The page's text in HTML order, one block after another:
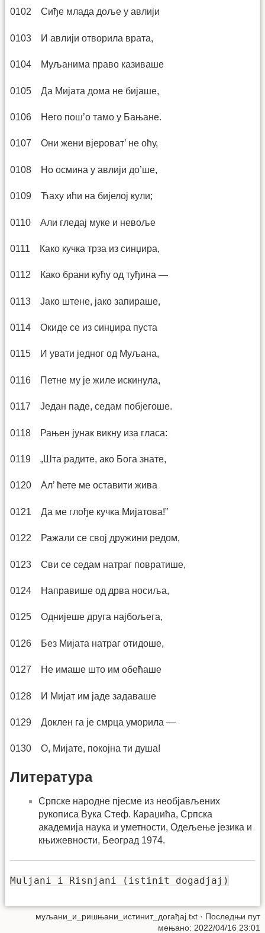
0102 Сиђе млада доље у авлији
0103 И авлији отворила врата,
0104 Муљанима право казиваше
0105 Да Мијата дома не бијаше,
0106 Него пош’о тамо у Бањане.
0107 Они жени вјероват’ не оћу,
0108 Но осмина у авлији до’ше,
0109 Ћаху ићи на бијелој кули;
0110 Али гледај муке и невоље
0111 Како кучка трза из синџира,
0112 Како брани кућу од туђина —
0113 Јако штене, јако запираше,
0114 Окиде се из синџира пуста
0115 И увати једног од Муљана,
0116 Петне му је жиле искинула,
0117 Један паде, седам побјегоше.
0118 Рањен јунак викну иза гласа:
0119 „Шта радите, ако Бога знате,
0120 Ал’ ћете ме оставити жива
0121 Да ме глође кучка Мијатова!”
0122 Ражали се свој дружини редом,
0123 Сви се седам натраг повратише,
0124 Направише од дрва носиља,
0125 Однијеше друга најбољега,
0126 Без Мијата натраг отидоше,
0127 Не имаше што им обећаше
0128 И Мијат им јаде задаваше
0129 Доклен га је смрца уморила —
0130 О, Мијате, покојна ти душа!
Литература
Српске народне пјесме из необјављених
рукописа Вука Стеф. Караџића, Српска
академија наука и уметности, Одељење језика и
књижевности, Београд 1974.
Muljani i Risnjani (istinit dogadjaj)
муљани_и_ришњани_истинит_догађај.txt · Последњи пут
мењано: 2022/04/16 23:01